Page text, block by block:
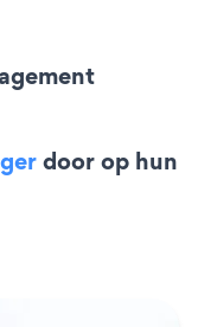
door op hun